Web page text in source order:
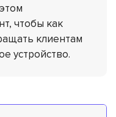
чтобы как
клиентам
устройство.